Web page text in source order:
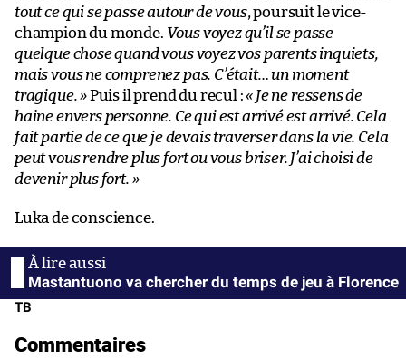
tout ce qui se passe autour de vous, poursuit le vice-
champion du monde. Vous voyez qu’il se passe
quelque chose quand vous voyez vos parents inquiets,
mais vous ne comprenez pas. C’était… un moment
tragique. »Puis il prend du recul :« Je ne ressens de
haine envers personne. Ce qui est arrivé est arrivé. Cela
fait partie de ce que je devais traverser dans la vie. Cela
peut vous rendre plus fort ou vous briser. J’ai choisi de
devenir plus fort. »
Luka de conscience.
Mastantuono va chercher du temps de jeu à Florence
TB
Commentaires